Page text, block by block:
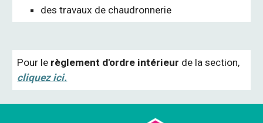
des travaux de chaudronnerie
Pour le règlement d'ordre intérieur de la section,
cliquez ici.